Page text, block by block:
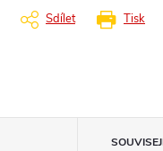
Tisk
Sdílet